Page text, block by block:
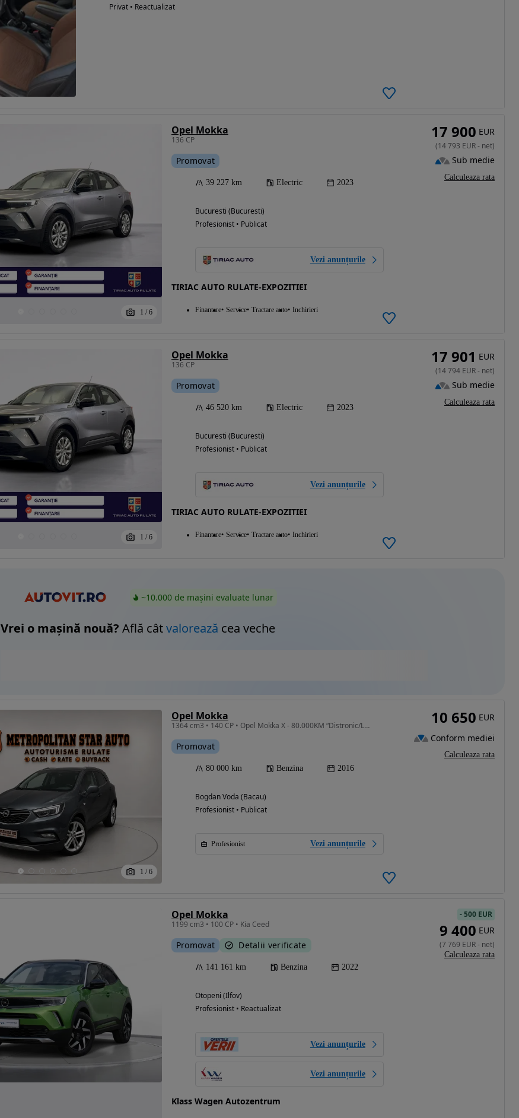
Eligibil pentru
Privat • Reactualizat
1 / 6
Opel Mokka
136 CP
Promovat
39 227 km Electric 2023
Bucuresti (Bucuresti)
Profesionist • Publicat
Vezi anunțurile
TIRIAC AUTO RULATE-EXPOZITIEI
Finantare Service Tractare auto Inchirieri
17 900 EUR
(14 793 EUR- net)
Sub medie
Calculeaza rata
1 / 6
Opel Mokka
136 CP
Promovat
46 520 km Electric 2023
Bucuresti (Bucuresti)
Profesionist • Publicat
Vezi anunțurile
TIRIAC AUTO RULATE-EXPOZITIEI
Finantare Service Tractare auto Inchirieri
17 901 EUR
(14 794 EUR- net)
Sub medie
Calculeaza rata
~10.000 de mașini evaluate lunar
Vrei o mașină nouă? Află câtvalorează cea veche
1 / 6
Opel Mokka
1364 cm3 • 140 CP • Opel Mokka X - 80.000KM “Distronic/Lane Assist”
Promovat
80 000 km Benzina 2016
Bogdan Voda (Bacau)
Profesionist • Publicat
Profesionist Vezi anunțurile
10 650 EUR
Conform mediei
Calculeaza rata
Opel Mokka
1199 cm3 • 100 CP • Kia Ceed
Promovat Detalii verificate
141 161 km Benzina 2022
Otopeni (Ilfov)
Profesionist • Reactualizat
Vezi anunțurile
Vezi anunțurile
Klass Wagen Autozentrum
-500 EUR
9 400 EUR
(7 769 EUR- net)
Calculeaza rata